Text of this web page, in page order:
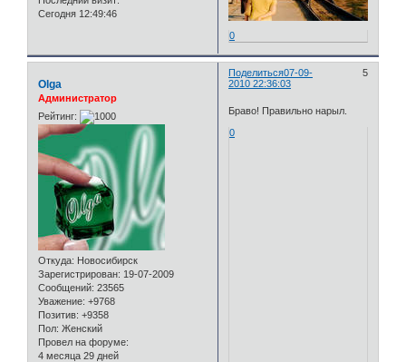
Сегодня 12:49:46
0
Поделиться 5
07-09-
2010 22:36:03
Olga
Администратор
Рейтинг:
Откуда: Новосибирск
Зарегистрирован: 19-07-2009
Сообщений: 23565
Уважение: +9768
Позитив: +9358
Пол: Женский
Провел на форуме:
4 месяца 29 дней
Браво! Правильно нарыл.
0